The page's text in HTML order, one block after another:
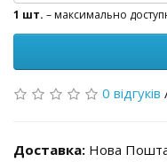
1 шт. – максимально
0 відгуків
Доставка: Нова